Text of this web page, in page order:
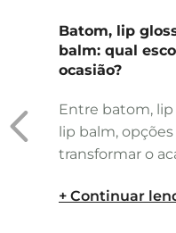
Batom, lip
balm: qual
ocasião?
Entre batom, lip
lip balm,
transformar o
+ Continuar